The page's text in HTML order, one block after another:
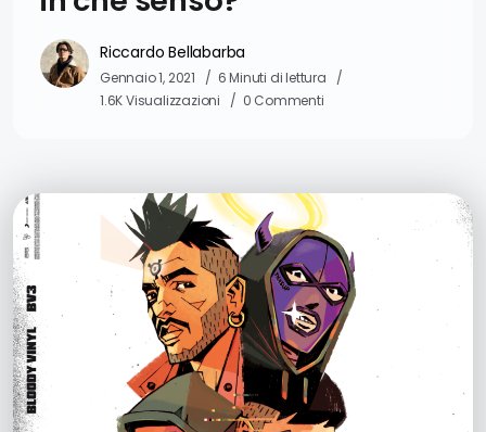
Riccardo Bellabarba
Gennaio 1, 2021
6 Minuti di lettura
1.6K Visualizzazioni
0 Commenti